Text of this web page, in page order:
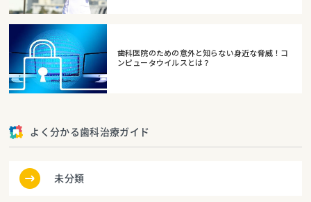
歯科医院のための意外と知らない身近な脅威！コ
ンピュータウイルスとは？
よく分かる歯科治療ガイド
未分類